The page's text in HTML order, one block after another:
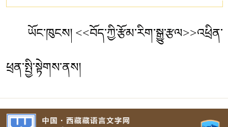
ཡོང་ཁུངས། <<བོད་ཀྱི་རྩོམ་རིག་སྒྱུ་རྩལ>>འཕྲིན་
ཕྲན་སྤྱི་སྟེགས་ནས།